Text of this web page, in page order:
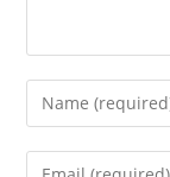
Enter
your
name
Enter